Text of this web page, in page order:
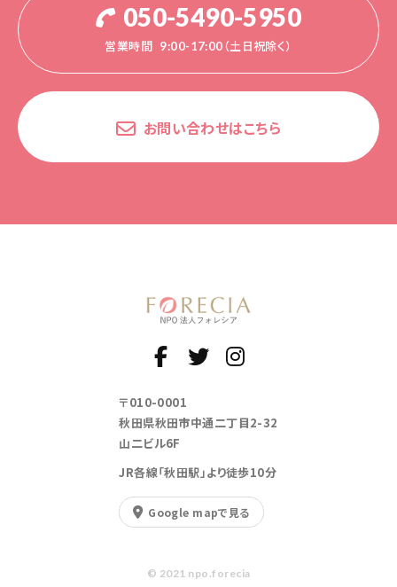
050-5490-5950
営業時間 9:00-17:00（土日祝除く）
お問い合わせはこちら
〒010-0001
秋田県秋田市中通二丁目2-32
山二ビル6F
JR各線「秋田駅」より徒歩10分
Google mapで見る
© 2021 npo.forecia